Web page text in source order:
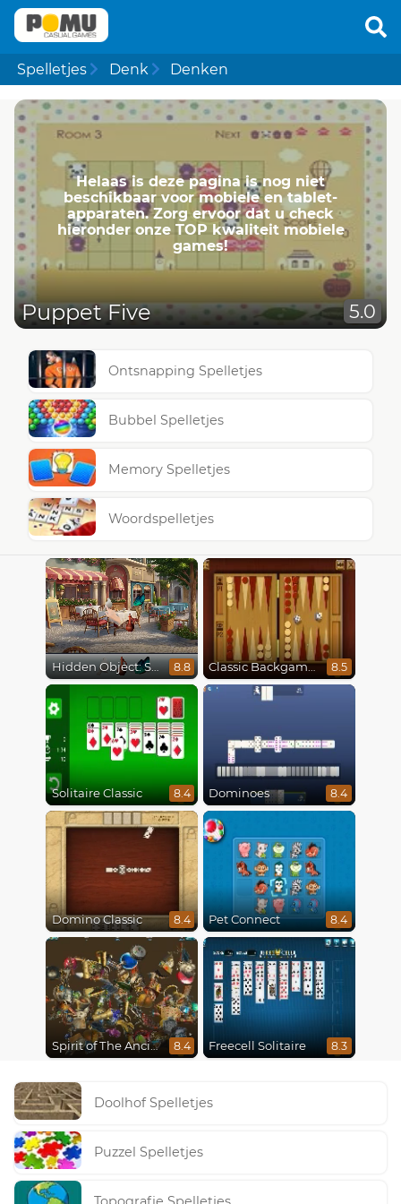
Spelletjes Denk Denken
Helaas is deze pagina is nog niet
beschikbaar voor mobiele en tablet-
apparaten. Zorg ervoor dat u check
hieronder onze TOP kwaliteit mobiele
games!
Puppet Five 5.0
Ontsnapping Spelletjes
Bubbel Spelletjes
Memory Spelletjes
Woordspelletjes
Hidden Object: Street Of Secrets 8.8 Classic Backgammon 8.5
Solitaire Classic 8.4 Dominoes 8.4
Domino Classic 8.4 Pet Connect 8.4
Spirit of The Ancient Forest 8.4 Freecell Solitaire 8.3
Doolhof Spelletjes
Puzzel Spelletjes